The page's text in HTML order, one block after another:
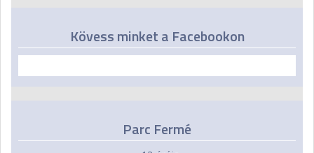
Kövess minket a Facebookon
Parc Fermé